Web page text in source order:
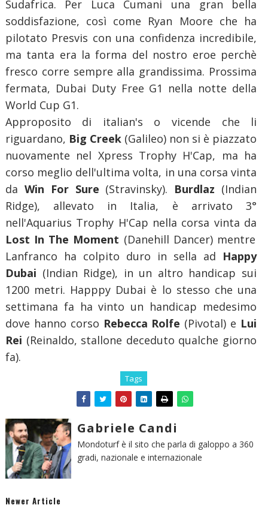
Sudafrica. Per Luca Cumani una gran bella
soddisfazione, così come Ryan Moore che ha
pilotato Presvis con una confidenza incredibile,
ma tanta era la forma del nostro eroe perchè
fresco corre sempre alla grandissima. Prossima
fermata, Dubai Duty Free G1 nella notte della
World Cup G1.
Approposito di italian's o vicende che li
riguardano, Big Creek(Galileo) non si è piazzato
nuovamente nel Xpress Trophy H'Cap, ma ha
corso meglio dell'ultima volta, in una corsa vinta
da Win For Sure (Stravinsky). Burdlaz (Indian
Ridge), allevato in Italia, è arrivato 3°
nell'Aquarius Trophy H'Cap nella corsa vinta da
Lost In The Moment (Danehill Dancer) mentre
Lanfranco ha colpito duro in sella ad Happy
Dubai (Indian Ridge), in un altro handicap sui
1200 metri. Happpy Dubai è lo stesso che una
settimana fa ha vinto un handicap medesimo
dove hanno corso Rebecca Rolfe (Pivotal) e Lui
Rei (Reinaldo, stallone deceduto qualche giorno
fa).
Tags
Gabriele Candi
Mondoturf è il sito che parla di galoppo a 360
gradi, nazionale e internazionale
Newer Article